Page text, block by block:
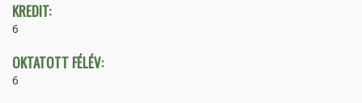
KREDIT:
6
OKTATOTT FÉLÉV:
6